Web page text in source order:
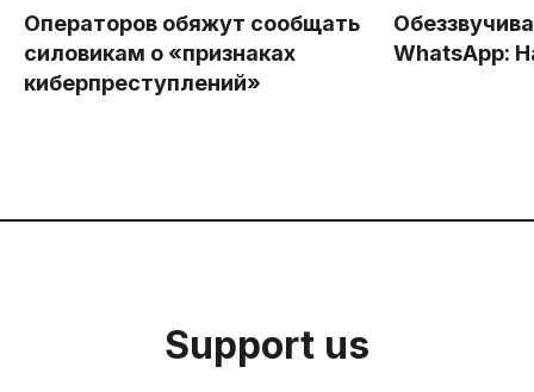
Операторов обяжут сообщать
силовикам о «признаках
киберпреступлений»
WhatsApp:
Support us